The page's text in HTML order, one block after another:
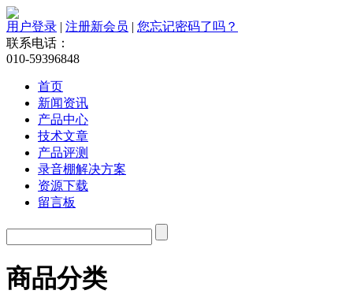
用户登录 | 注册新会员 | 您忘记密码了吗？
联系电话：
010-59396848
首页
新闻资讯
产品中心
技术文章
产品评测
录音棚解决方案
资源下载
留言板
商品分类